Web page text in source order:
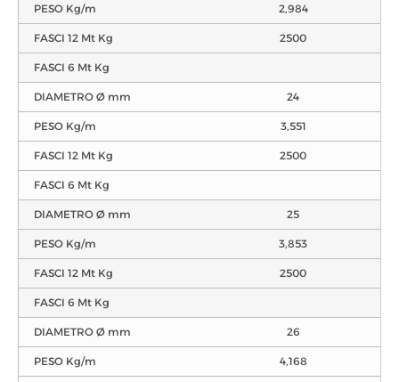
PESO Kg/m 2,984
FASCI 12 Mt Kg 2500
FASCI 6 Mt Kg
DIAMETRO Ø mm 24
PESO Kg/m 3,551
FASCI 12 Mt Kg 2500
FASCI 6 Mt Kg
DIAMETRO Ø mm 25
PESO Kg/m 3,853
FASCI 12 Mt Kg 2500
FASCI 6 Mt Kg
DIAMETRO Ø mm 26
PESO Kg/m 4,168